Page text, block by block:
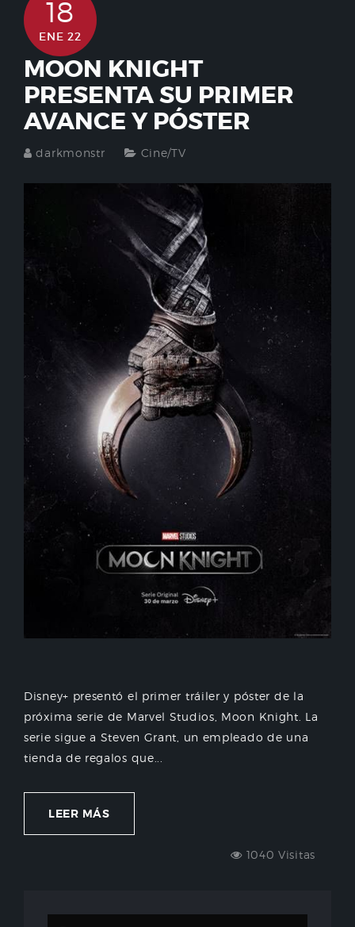
18
ENE 22
MOON KNIGHT
PRESENTA SU PRIMER
AVANCE Y PÓSTER
darkmonstr Cine/TV
Disney+ presentó el primer tráiler y póster de la
próxima serie de Marvel Studios, Moon Knight. La
serie sigue a Steven Grant, un empleado de una
tienda de regalos que...
LEER MÁS
1040 Visitas